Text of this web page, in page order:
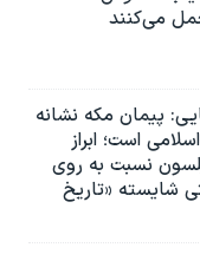
می‌کنند
پیمان مکه نشانه
است؛ ابراز
نسبت به روی
شایسته «تاریخ